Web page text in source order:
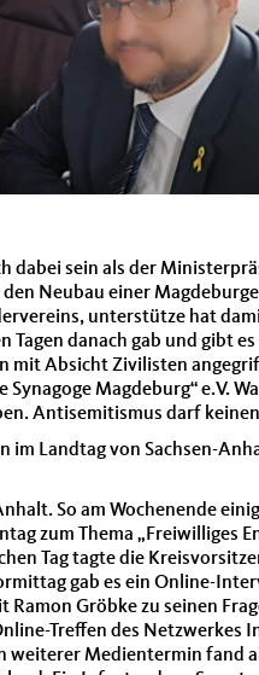
dabei sein als der
Neubau einer
unterstütze hat
danach gab und gibt
Absicht Zivilisten
Magdeburg“ e.V.
Antisemitismus darf
Landtag von Sachsen-
So am Wochenende
zum Thema „Freiwilliges
Tag tagte die
gab es ein Online-
Gröbke zu seinen
Treffen des
Medientermin fand